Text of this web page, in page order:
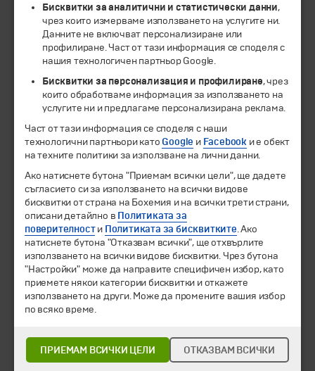
© 1994-2026 Бохемия ООД.Всички права запазени.
Екскурзии и почивки
Направления
Всички програми от А до Я
Промоции
Горещи оферти
Потвърдени дати
Празници
Оферта на деня
Туристически обекти
Хотелски резервации
Корпоративно обслужване
Бисквитки за аналитични и статистически данни,
чрез които измерваме използването на услугите ни.
Данните не включват персонализиране или
профилиране. Част от тази информация се споделя с
нашия технологичен партньор Google.
Бисквитки за персонализация и профилиране, чрез
които обработваме информация за използването на
услугите ни и предлагаме персонализирана реклама.
Част от тази информация се споделя с наши
технологични партньори като Google и Facebook и е обект
на техните политики за използване на лични данни.
Ако натиснете бутона "Приемам всички цели", ще дадете
съгласието си за използването на всички видове
бисквитки от страна на Бохемия и на всички трети страни,
описани детайлно в Политиката за
поверителности Политиката за бисквитките. Ако
натиснете бутона "Отказвам всички", ще отхвърлите
използването на всички видове бисквитки. Чрез бутона
"Настройки" може да направите специфичен избор, като
приемете някои категории бисквитки и откажете
използването на други. Може да промените вашия избор
по всяко време.
ПРИЕМАМ ВСИЧКИ ЦЕЛИ ОТКАЗВАМ ВСИЧКИ